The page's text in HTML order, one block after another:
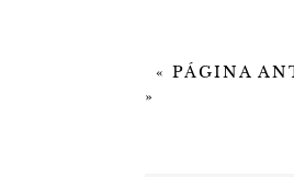
« PÁGINA
»